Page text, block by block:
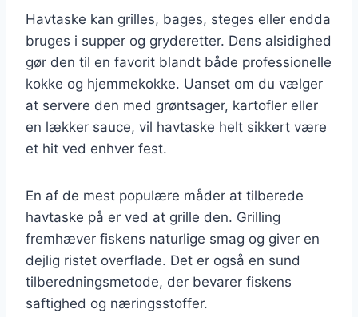
Havtaske kan grilles, bages, steges eller endda
bruges i supper og gryderetter. Dens alsidighed
gør den til en favorit blandt både professionelle
kokke og hjemmekokke. Uanset om du vælger
at servere den med grøntsager, kartofler eller
en lækker sauce, vil havtaske helt sikkert være
et hit ved enhver fest.
En af de mest populære måder at tilberede
havtaske på er ved at grille den. Grilling
fremhæver fiskens naturlige smag og giver en
dejlig ristet overflade. Det er også en sund
tilberedningsmetode, der bevarer fiskens
saftighed og næringsstoffer.